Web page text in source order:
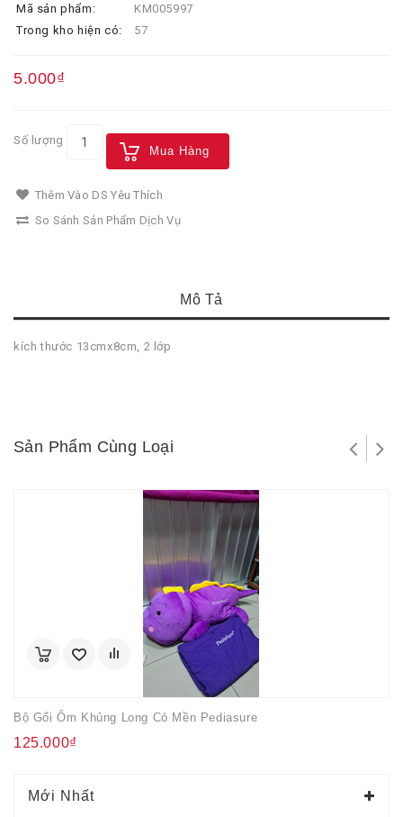
Mã sản phẩm:
KM005997
Trong kho hiện có:
57
5.000₫
Số lượng
Mua Hàng
Thêm Vào DS Yêu Thích
So Sánh Sản Phẩm Dịch Vụ
Mô Tả
kích thước 13cmx8cm, 2 lớp
Sản Phẩm Cùng Loại
Bộ Gối Ôm Khủng Long Có Mền Pediasure
125.000₫
Mới Nhất